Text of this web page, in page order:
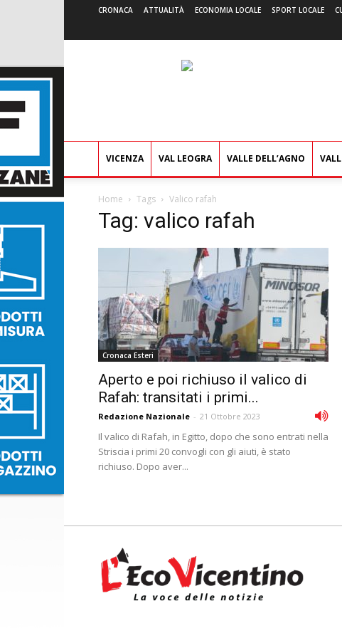
CRONACA ATTUALITÀ ECONOMIA LOCALE SPORT LOCALE
VICENZA VAL LEOGRA VALLE DELL’AGNO
Home Tags Valico rafah
Tag: valico rafah
Cronaca Esteri
Aperto e poi richiuso il valico di
Rafah: transitati i primi...
Redazione Nazionale - 21 Ottobre 2023
Il valico di Rafah, in Egitto, dopo che sono entrati nella
Striscia i primi 20 convogli con gli aiuti, è stato
richiuso. Dopo aver...